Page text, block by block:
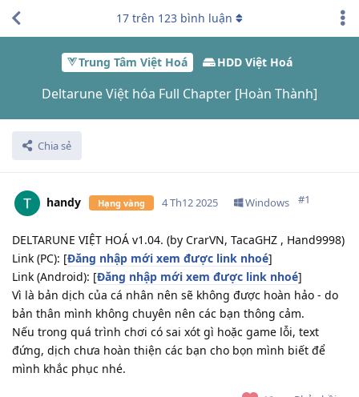
Trung Tâm Việt Hoá HDD Việt Hoá
Deltarune Việt hóa Full Chapter [Hoàn Thành]
Chia sẻ
17 trên 123 bình luận
handy Hạng vàng 4 Th12 2025 #1
Windows
DELTARUNE VIỆT HOÁ v1.04. (by CrarVN, TacaGHZ , Hand9998)
Link (PC): [Đăng nhập mới xem được link nhoé]
Link (Android): [Đăng nhập mới xem được link nhoé]
Vì là bản dịch của cá nhân nên sẽ không được hoàn hảo - do
bản thân mình không chuyên nên các bạn thông cảm.
Nếu trong quá trình chơi có sai xót gì hoặc game lỗi, text
đứng, dịch chưa hoàn thiện các bạn cho bọn mình biết để
mình khắc phục nhé.